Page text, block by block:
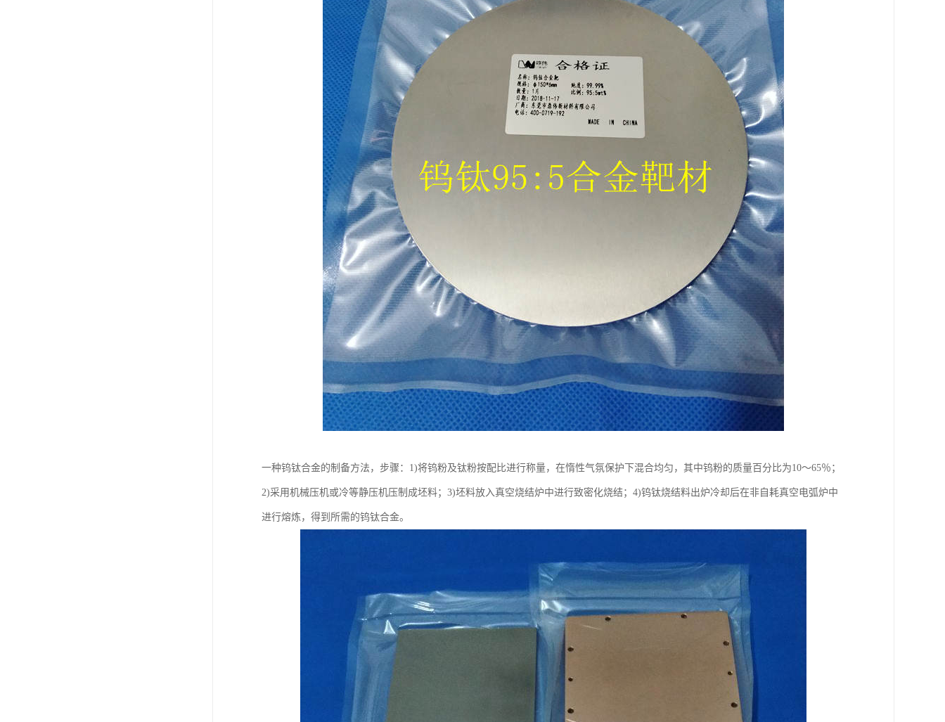
一种钨钛合金的制备方法，步骤：1)将钨粉及钛粉按配比进行称量，在惰性气氛保护下混合均匀，其中钨粉的质量百分比为10～65％；
2)采用机械压机或冷等静压机压制成坯料；3)坯料放入真空烧结炉中进行致密化烧结；4)钨钛烧结料出炉冷却后在非自耗真空电弧炉中
进行熔炼，得到所需的钨钛合金。